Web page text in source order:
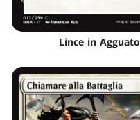
Lince in Agguato